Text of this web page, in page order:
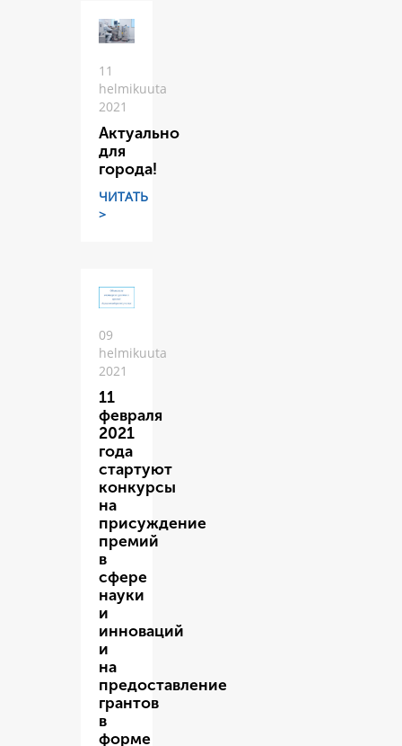
11
helmikuuta
2021
Актуально
для
города!
ЧИТАТЬ
>
09
helmikuuta
2021
11
февраля
2021
года
стартуют
конкурсы
на
присуждение
премий
в
сфере
науки
и
инноваций
и
на
предоставление
грантов
в
форме